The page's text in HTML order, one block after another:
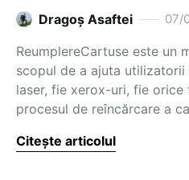
Dragoş Asaftei 07/
ReumplereCartuse este un
scopul de a ajuta
laser, fie xerox-uri, fie
procesul de reîncărcare a
Citește articolul